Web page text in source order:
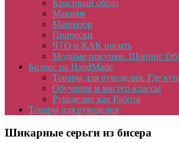
Красивый образ
Макияж
Маникюр
Прически
ЧТО и КАК носить
Модные покупки. Шопинг
Бизнес на HandMade
Товары для рукоделия. Где
Обучение и мастер-классы
Рукоделие как Работа
Товары для рукоделия
Шикарные серьги из бисера